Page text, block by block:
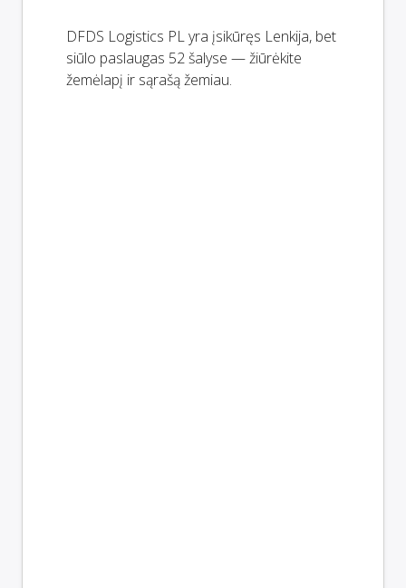
DFDS Logistics PL yra įsikūręs Lenkija, bet
siūlo paslaugas 52 šalyse — žiūrėkite
žemėlapį ir sąrašą žemiau.